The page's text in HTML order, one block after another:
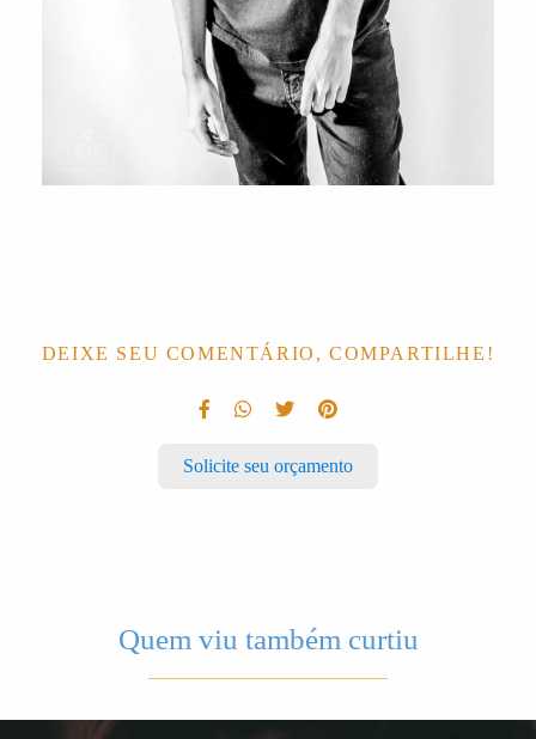
DEIXE SEU COMENTÁRIO, COMPARTILHE!
Solicite seu orçamento
Quem viu também curtiu